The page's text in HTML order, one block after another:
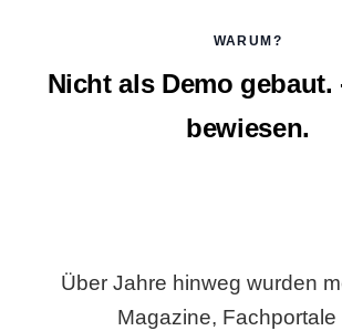
WARUM?
Nicht als Demo gebaut.
bewiesen.
Über Jahre hinweg wurden
Magazine, Fachportale